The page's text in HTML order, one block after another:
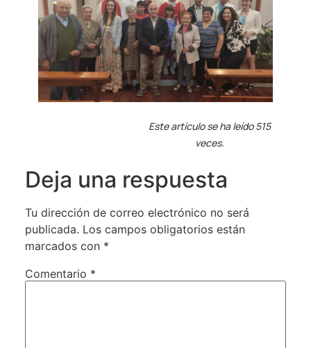
Este artículo se ha leído 515
veces.
Deja una respuesta
Tu dirección de correo electrónico no será
publicada. Los campos obligatorios están
marcados con *
Comentario *